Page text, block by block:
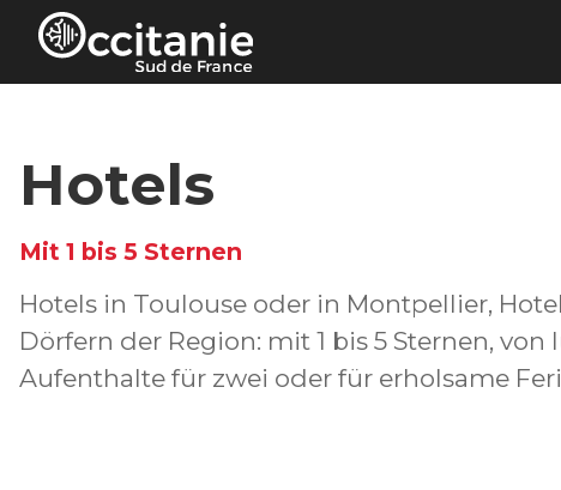
Cookie-Einstellungen
Hotels
Mit 1 bis 5 Sternen
Hotels in Toulouse oder in Montpellier,
Dörfern der Region: mit 1 bis 5 Sternen,
Aufenthalte für zwei oder für erholsame